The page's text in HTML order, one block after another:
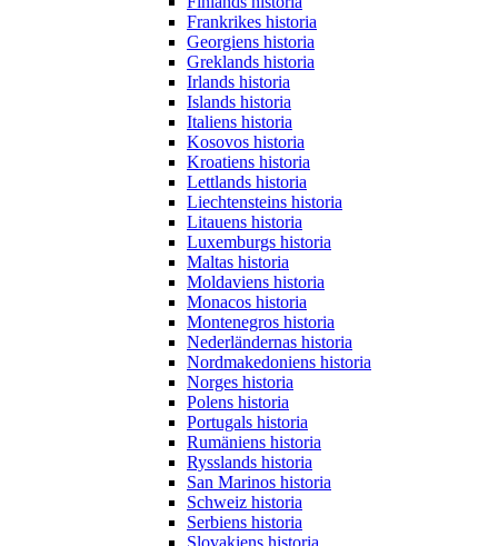
Frankrikes historia
Georgiens historia
Greklands historia
Irlands historia
Islands historia
Italiens historia
Kosovos historia
Kroatiens historia
Lettlands historia
Liechtensteins historia
Litauens historia
Luxemburgs historia
Maltas historia
Moldaviens historia
Monacos historia
Montenegros historia
Nederländernas historia
Nordmakedoniens historia
Norges historia
Polens historia
Portugals historia
Rumäniens historia
Rysslands historia
San Marinos historia
Schweiz historia
Serbiens historia
Slovakiens historia